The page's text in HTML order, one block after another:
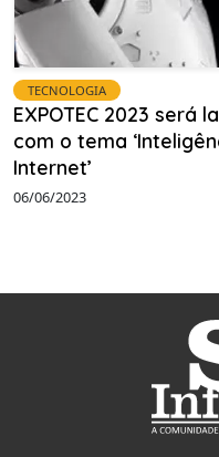
TECNOLOGIA
EXPOTEC 2023 será
com o tema
Internet’
06/06/2023